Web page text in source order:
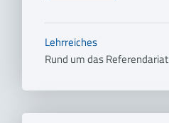
Lehrreiches
Rund um das Referendariat